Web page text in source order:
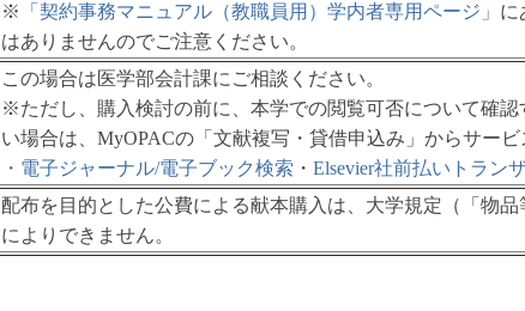
※
「契約事務マニュアル（教職員用）学内者専用ページ」 に
はありませんのでご注意ください。
この場合は医学部会計課にご相談ください。
※ただし、購入検討の前に、本学での閲覧可否について確
い場合は、MyOPACの「文献複写・貸借申込み」からサービ
・電子ジャーナル/電子ブック検索 ・ Elsevier社前払いトラン
配布を目的とした公費による献本購入は、大学規定（「物品
によりできません。